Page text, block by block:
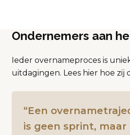
Ondernemers aan
Ieder overnameproces is
uitdagingen. Lees hier hoe
“Een
is geen sprint, maar